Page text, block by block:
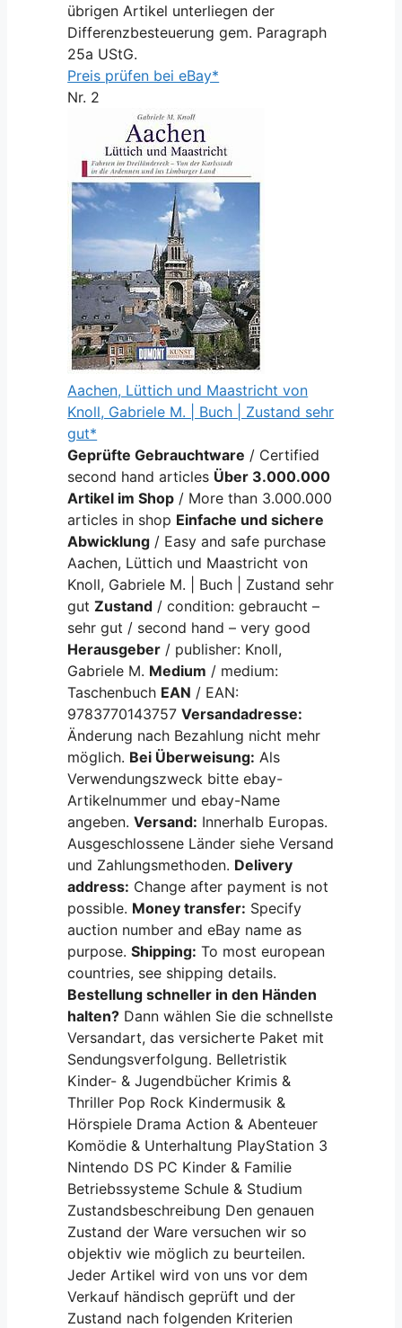
übrigen Artikel unterliegen der
Differenzbesteuerung gem. Paragraph
25a UStG.
Preis prüfen bei eBay*
Nr. 2
Aachen, Lüttich und Maastricht von
Knoll, Gabriele M. | Buch | Zustand sehr
gut*
Geprüfte Gebrauchtware / Certified
second hand articles Über 3.000.000
Artikel im Shop / More than 3.000.000
articles in shop Einfache und sichere
Abwicklung / Easy and safe purchase
Aachen, Lüttich und Maastricht von
Knoll, Gabriele M. | Buch | Zustand sehr
gutZustand / condition: gebraucht –
sehr gut / second hand – very good
Herausgeber / publisher: Knoll,
Gabriele M. Medium / medium:
Taschenbuch EAN / EAN:
9783770143757Versandadresse:
Änderung nach Bezahlung nicht mehr
möglich. Bei Überweisung: Als
Verwendungszweck bitte ebay-
Artikelnummer und ebay-Name
angeben.Versand: Innerhalb Europas.
Ausgeschlossene Länder siehe Versand
und Zahlungsmethoden. Delivery
address: Change after payment is not
possible. Money transfer: Specify
auction number and eBay name as
purpose.Shipping: To most european
countries, see shipping details.
Bestellung schneller in den Händen
halten? Dann wählen Sie die schnellste
Versandart, das versicherte Paket mit
Sendungsverfolgung. Belletristik
Kinder- & Jugendbücher Krimis &
Thriller Pop Rock Kindermusik &
Hörspiele Drama Action & Abenteuer
Komödie & Unterhaltung PlayStation 3
Nintendo DS PC Kinder & Familie
Betriebssysteme Schule & Studium
Zustandsbeschreibung Den genauen
Zustand der Ware versuchen wir so
objektiv wie möglich zu beurteilen.
Jeder Artikel wird von uns vor dem
Verkauf händisch geprüft und der
Zustand nach folgenden Kriterien